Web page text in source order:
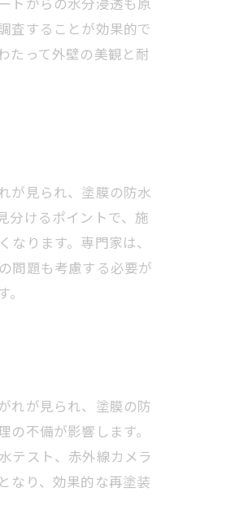
査することが効果的で
たって外壁の美観と耐
が見られ、塗膜の防水
分けるポイントで、施
ります。専門家は、
問題も考慮する必要が
れが見られ、塗膜の防
不備が影響します。
テスト、赤外線カメラ
なり、効果的な再塗装